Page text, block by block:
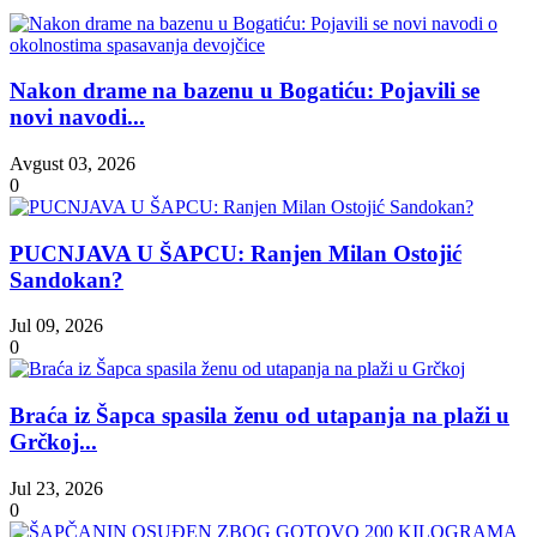
Nakon drame na bazenu u Bogatiću: Pojavili se
novi navodi...
Avgust 03, 2026
0
PUCNJAVA U ŠAPCU: Ranjen Milan Ostojić
Sandokan?
Jul 09, 2026
0
Braća iz Šapca spasila ženu od utapanja na plaži u
Grčkoj...
Jul 23, 2026
0